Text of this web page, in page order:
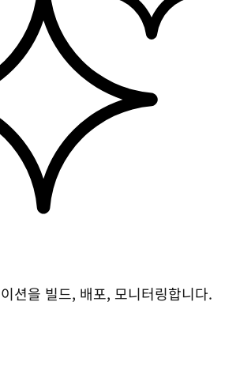
션을 빌드, 배포, 모니터링합니다.